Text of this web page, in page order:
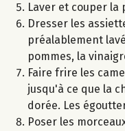
Laver et couper la
Dresser les
préalablement
pommes, la
Faire frire les
jusqu'à ce que la
dorée. Les
Poser les